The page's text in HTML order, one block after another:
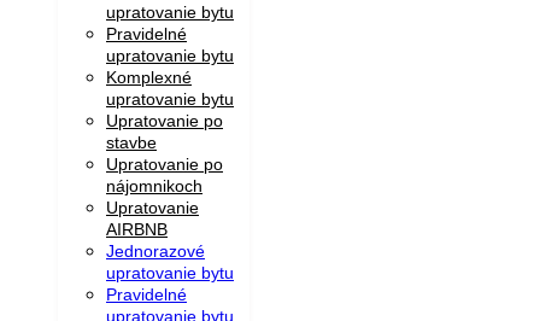
upratovanie bytu
Pravidelné
upratovanie bytu
Komplexné
upratovanie bytu
Upratovanie po
stavbe
Upratovanie po
nájomnikoch
Upratovanie
AIRBNB
Jednorazové
upratovanie bytu
Pravidelné
upratovanie bytu